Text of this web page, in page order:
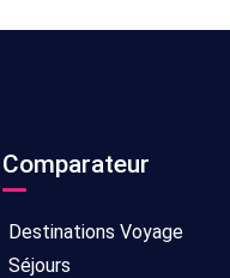
Comparateur
Destinations Voyage
Séjours